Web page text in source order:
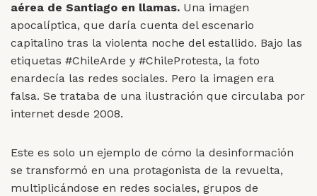
aérea de Santiago en llamas. Una imagen
apocalíptica, que daría cuenta del escenario
capitalino tras la violenta noche del estallido. Bajo las
etiquetas #ChileArde y #ChileProtesta, la foto
enardecía las redes sociales. Pero la imagen era
falsa. Se trataba de una ilustración que circulaba por
internet desde 2008.
Este es solo un ejemplo de cómo la desinformación
se transformó en una protagonista de la revuelta,
multiplicándose en redes sociales, grupos de